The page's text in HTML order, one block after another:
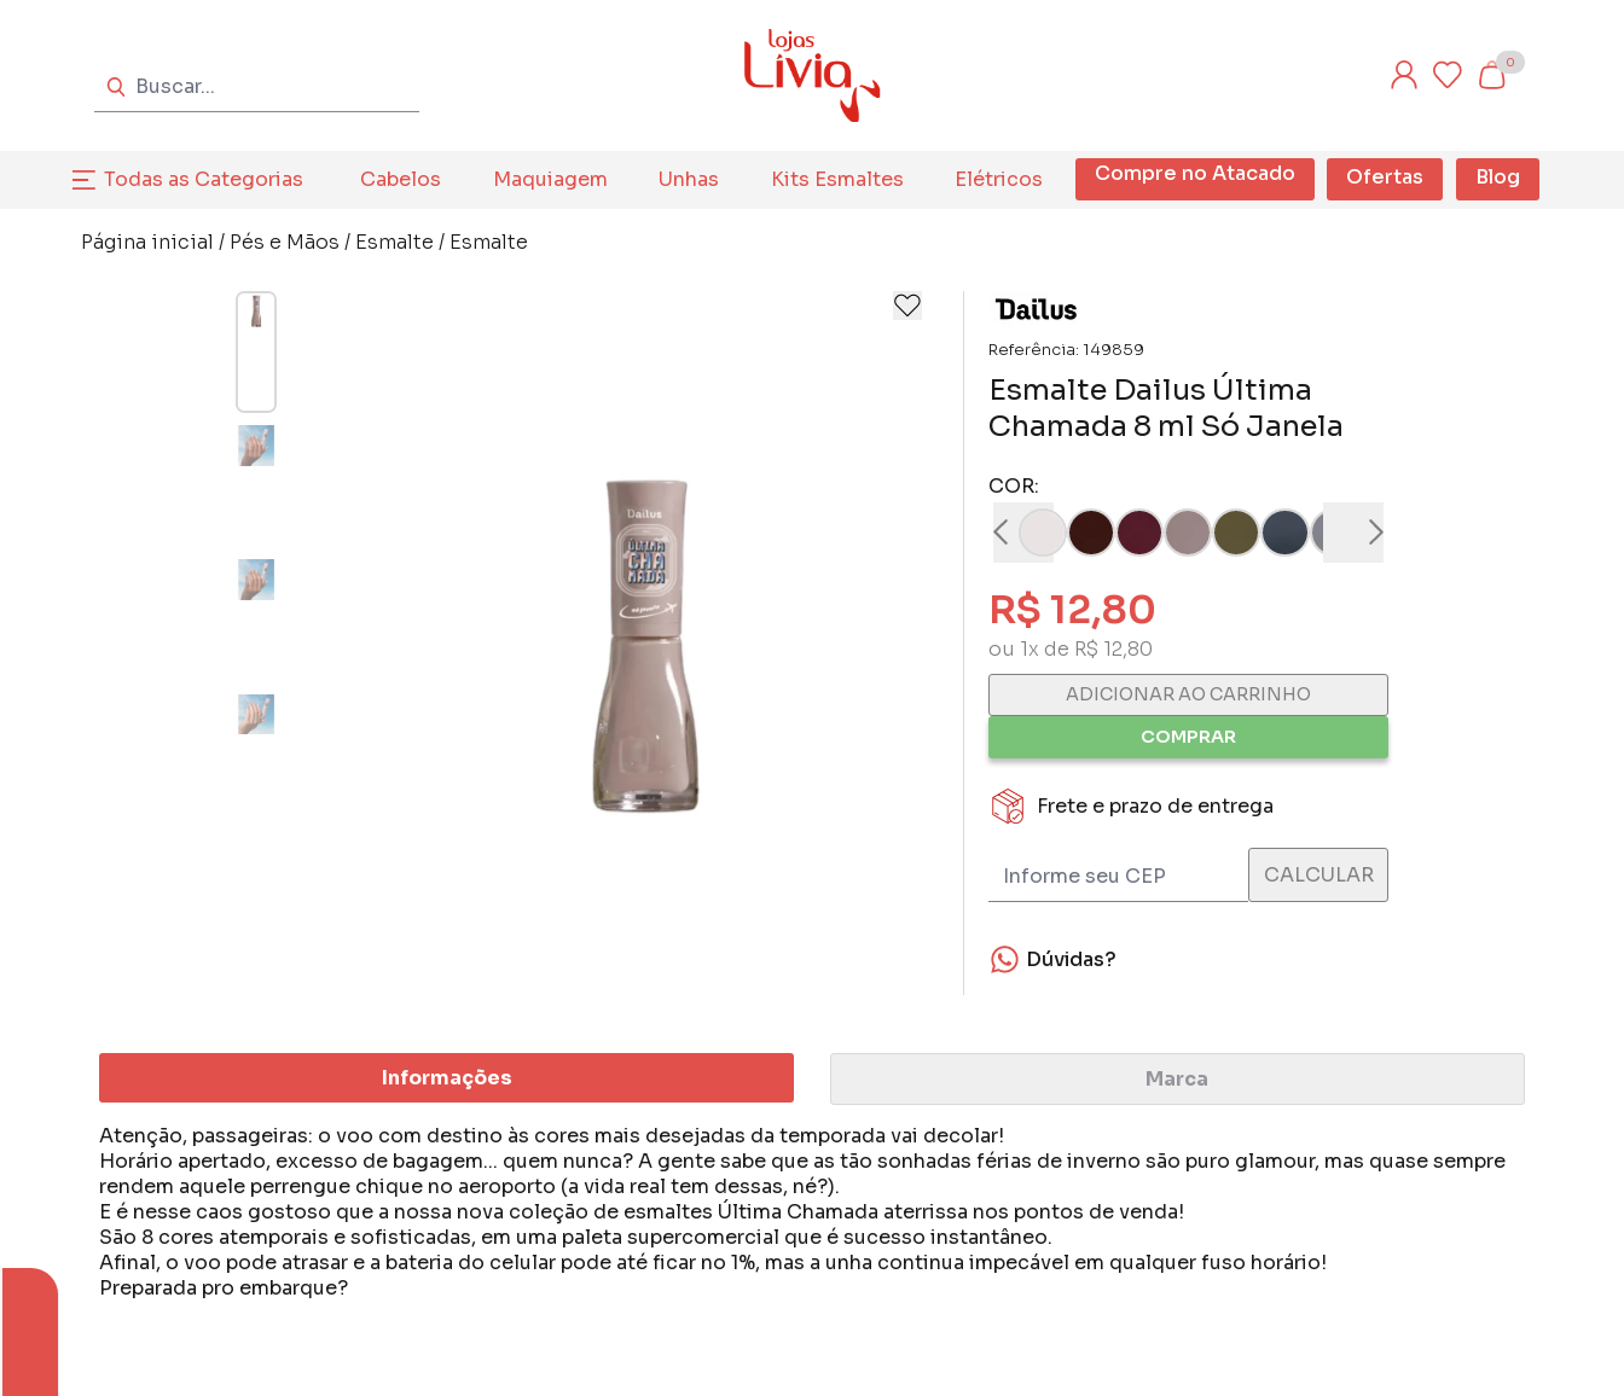
0
Todas as Categorias Cabelos Maquiagem Unhas Kits Esmaltes Elétricos Compre no Atacado Ofertas Blog
Página inicial / Pés e Mãos / Esmalte / Esmalte
Referência: 149859
Esmalte Dailus Última
Chamada 8 ml Só Janela
COR:
R$ 12,80
ou 1x de R$ 12,80
ADICIONAR AO CARRINHO
COMPRAR
Frete e prazo de entrega
Dúvidas?
Informações Marca
Atenção, passageiras: o voo com destino às cores mais desejadas da temporada vai decolar!
Horário apertado, excesso de bagagem... quem nunca? A gente sabe que as tão sonhadas férias de inverno são puro glamour, mas quase sempre
rendem aquele perrengue chique no aeroporto (a vida real tem dessas, né?).
E é nesse caos gostoso que a nossa nova coleção de esmaltes Última Chamada aterrissa nos pontos de venda!
São 8 cores atemporais e sofisticadas, em uma paleta supercomercial que é sucesso instantâneo.
Afinal, o voo pode atrasar e a bateria do celular pode até ficar no 1%, mas a unha continua impecável em qualquer fuso horário!
Preparada pro embarque?